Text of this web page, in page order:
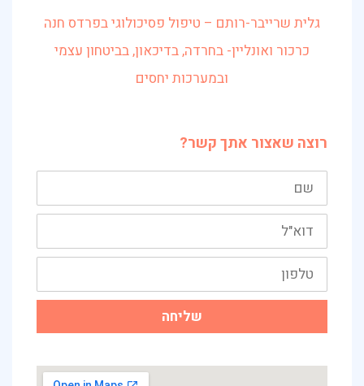
גלית שרייבר-רותם – טיפול פסיכולוגי בפרדס חנה
כרכור ואונליין- בחרדה, בדיכאון, בביטחון עצמי
ובמערכות יחסים
רוצה שאצור אתך קשר?
שם
דוא"ל
טלפון
שליחה